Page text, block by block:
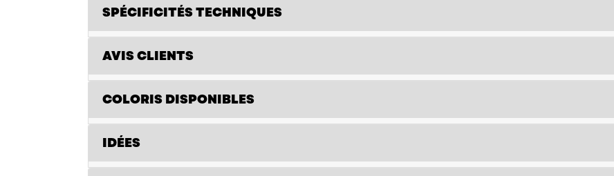
SPÉCIFICITÉS TECHNIQUES
AVIS CLIENTS
COLORIS DISPONIBLES
IDÉES